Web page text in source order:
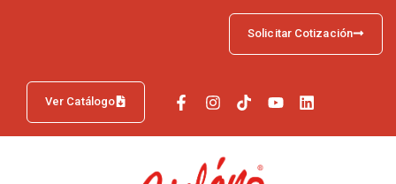
Ver Catálogo
Solicitar Cotización